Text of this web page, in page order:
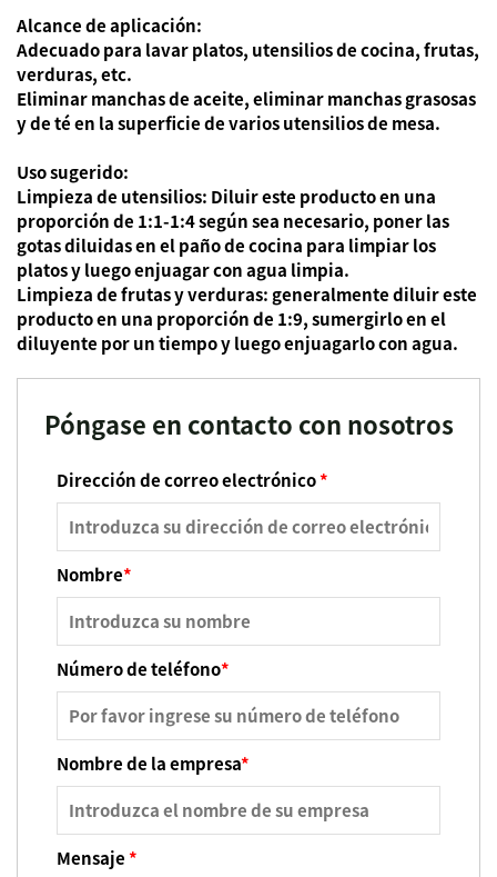
Alcance de aplicación:
Adecuado para lavar platos, utensilios de cocina, frutas,
verduras, etc.
Eliminar manchas de aceite, eliminar manchas grasosas
y de té en la superficie de varios utensilios de mesa.
Uso sugerido:
Limpieza de utensilios: Diluir este producto en una
proporción de 1:1-1:4 según sea necesario, poner las
gotas diluidas en el paño de cocina para limpiar los
platos y luego enjuagar con agua limpia.
Limpieza de frutas y verduras: generalmente diluir este
producto en una proporción de 1:9, sumergirlo en el
diluyente por un tiempo y luego enjuagarlo con agua.
Póngase en contacto con nosotros
Dirección de correo electrónico*
Nombre*
Número de teléfono*
Nombre de la empresa*
Mensaje*